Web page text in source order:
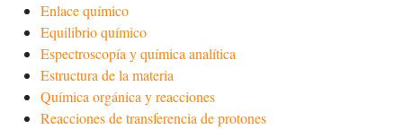
Enlace químico
Equilibrio químico
Espectroscopía y química analítica
Estructura de la materia
Química orgánica y reacciones
Reacciones de transferencia de protones